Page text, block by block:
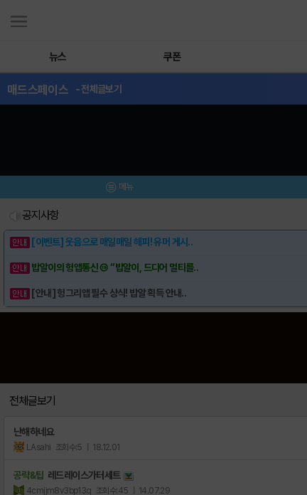
뉴스 쿠폰
매드스페이스 - 전체글보기
메뉴
공지사항
[이벤트] 웃음으로 매일매일 해피! 유머 게시..
밥알이의 헝앱통신 ⑲ “밥알이, 드디어 멀티를..
[안내] 헝그리앱 필수 상식! 밥알 획득 안내..
전체글보기
난해하네요
LAsahi 조회수:5 | 18.12.01
공략&팁 레드레이스가터세트
4cmjjm8v3bp13q 조회수:45 | 14.07.29